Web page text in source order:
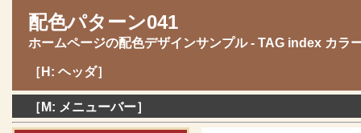
配色パターン041
ホームページの配色デザインサンプル - TAG index カラ
［H: ヘッダ］
［M: メニューバー］